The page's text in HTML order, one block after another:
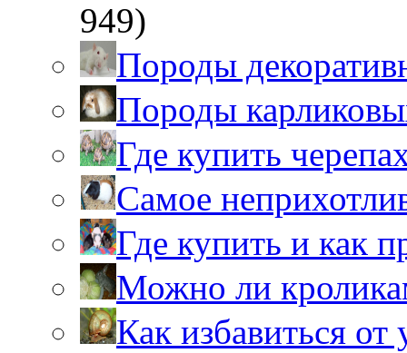
949)
Породы
Породы
Где купить
Самое
Где купить и как
Можно ли
Как избавиться от